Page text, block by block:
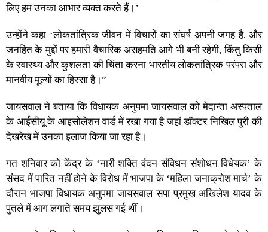
लिए हम उनका आभार व्यक्त करते हैं।’
उन्होंने कहा ‘लोकतांत्रिक जीवन में विचारों का संघर्ष अपनी जगह है, और
जनहित के मुद्दों पर हमारी वैचारिक असहमति आगे भी बनी रहेगी, किंतु किसी
के स्वास्थ्य और कुशलता की चिंता करना भारतीय लोकतांत्रिक परंपरा और
मानवीय मूल्यों का हिस्सा है।”
जायसवाल ने बताया कि विधायक अनुपमा जायसवाल को मेदान्ता अस्पताल
के आईसीयू के आइसोलेशन वार्ड में रखा गया है जहां डॉक्टर निखिल पुरी की
देखरेख में उनका इलाज किया जा रहा है।
गत शनिवार को केंद्र के ‘नारी शक्ति वंदन संविधन संशोधन विधेयक’ के
संसद में पारित नहीं होने के विरोध में भाजपा के ‘महिला जनाक्रोश मार्च’ के
दौरान भाजपा विधायक अनुपमा जायसवाल सपा प्रमुख अखिलेश यादव के
पुतले में आग लगाते समय झुलस गई थीं।